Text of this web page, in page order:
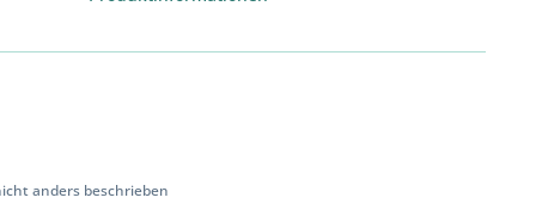
anders beschrieben